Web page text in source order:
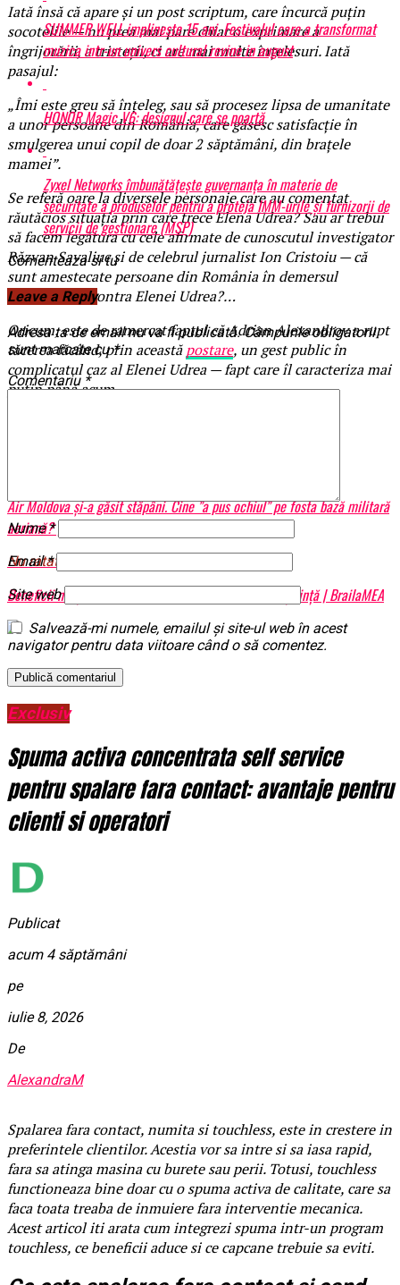
Iată însă că apare și un post scriptum, care încurcă puțin
socotelile — nu prea mai pare chiar o exprimare a
îngrijorării, a tristeții, ci are mai multe înțelesuri. Iată
pasajul:
„Îmi este greu să înțeleg, sau să procesez lipsa de umanitate
a unor persoane din România, care găsesc satisfacție în
smulgerea unui copil de doar 2 săptămâni, din brațele
mamei”.
Se referă oare la diversele personaje care au comentat
răutăcios situația prin care trece Elena Udrea? Sau ar trebui
să facem legătura cu cele afirmate de cunoscutul investigator
Răzvan Savaliuc și de celebrul jurnalist Ion Cristoiu — că
sunt amestecate persoane din România în demersul
surprinzător contra Elenei Udrea?…
Oricum, este de ramercat faptul că Adrian Alexandrov a rupt
tăcerea făcând, prin aceastăpostare, un gest public în
complicatul caz al Elenei Udrea — fapt care îl caracteriza mai
puțin până acum.
Air Moldova și-a găsit stăpâni. Cine ”a pus ochiul” pe fosta bază militară
aeriană? | BrailaMEA
Nu ratati
Beneficii neaşteptate ale strugurilor, descoperite de știință | BrailaMEA
SUMMER WELL implineste 15 ani. Festivalul care a transformat
muzica intr-un univers cultural revine in august
HONOR Magic V6: designul care se poartă
Zyxel Networks îmbunătățește guvernanța în materie de
securitate a produselor pentru a proteja IMM-urile și furnizorii de
servicii de gestionare (MSP)
Comenteaza si tu
Leave a Reply
Adresa ta de email nu va fi publicată. Câmpurile obligatorii
sunt marcate cu*
Comentariu *
Nume*
Email*
Site web
Salvează-mi numele, emailul și site-ul web în acest
navigator pentru data viitoare când o să comentez.
Exclusiv
Spuma activa concentrata self service
pentru spalare fara contact: avantaje pentru
clienti si operatori
Publicat
acum 4 săptămâni
pe
iulie 8, 2026
De
AlexandraM
Spalarea fara contact, numita si touchless, este in crestere in
preferintele clientilor. Acestia vor sa intre si sa iasa rapid,
fara sa atinga masina cu burete sau perii. Totusi, touchless
functioneaza bine doar cu o spuma activa de calitate, care sa
faca toata treaba de inmuiere fara interventie mecanica.
Acest articol iti arata cum integrezi spuma intr-un program
touchless, ce beneficii aduce si ce capcane trebuie sa eviti.